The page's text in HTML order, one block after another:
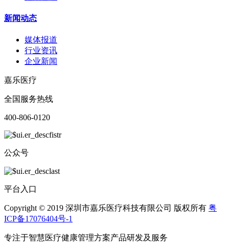
新闻动态
媒体报道
行业资讯
企业新闻
嘉乐医疗
全国服务热线
400-806-0120
公众号
平台入口
Copyright © 2019 深圳市嘉乐医疗科技有限公司 版权所有 粤
ICP备17076404号-1
专注于智慧医疗健康管理方案产品研发及服务